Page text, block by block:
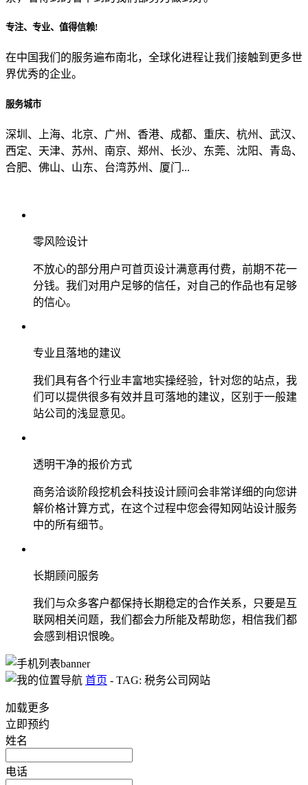
专注、专业、值得信赖!
在中国我们的服务遍布南北，全球化进程让我们接触到更多世
界优秀的企业。
服务城市
深圳、上海、北京、广州、香港、成都、重庆、杭州、武汉、
西定、天津、苏州、南京、郑州、长沙、东莞、沈阳、青岛、
合肥、佛山、山东、台湾苏州、厦门...
零风险设计
不放心的部分用户可首页设计满意再付费，前期不花一
分钱。我们对用户足够的信任，对自己的作品也有足够
的信心。
专业且落地的建议
我们具有各个行业丰富地实操经验，针对您的站点，我
们可以提供很多有效并且可落地的建议，区别于一般建
站公司的浅显意见。
透明干净的报价方式
商务洽谈阶段挖机会科技设计顾问会非常详细的向您讲
解价格计算方式，在这个过程中您会得知网站设计服务
中的所有细节。
长期顾问服务
我们与众多客户都保持长期稳定的合作关系，只要是互
联网相关问题，我们都会力所能及帮助您，相信我们都
会感到相识恨晚。
首页 - TAG: 税务公司网站
加载更多
立即预约
姓名
电话